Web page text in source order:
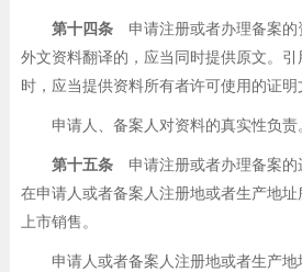
第十四条申请注册或者办理备案的
外文资料翻译的，应当同时提供原文。
时，应当提供资料所有者许可使用的证明
申请人、备案人对资料的真实性负责
第十五条申请注册或者办理备案的
在申请人或者备案人注册地或者生产地
上市销售。
申请人或者备案人注册地或者生产地